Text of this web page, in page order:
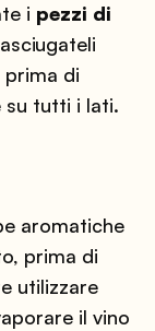
i pezzi di
di
su tutti i lati.
aromatiche
prima di
utilizzare
il vino